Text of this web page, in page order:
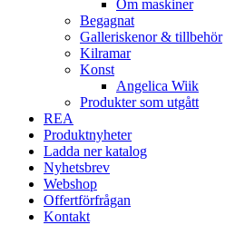
Om maskiner
Begagnat
Galleriskenor & tillbehör
Kilramar
Konst
Angelica Wiik
Produkter som utgått
REA
Produktnyheter
Ladda ner katalog
Nyhetsbrev
Webshop
Offertförfrågan
Kontakt